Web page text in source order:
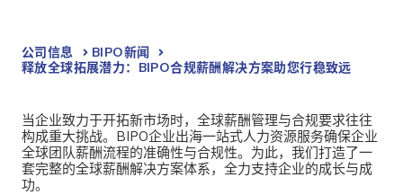
公司信息
BIPO新闻​
释放全球拓展潜力：BIPO合规薪酬解决方案助您行稳致远
当企业致力于开拓新市场时，全球薪酬管理与合规要求往往
构成重大挑战。 BIPO企业出海一站式人力资源服务确保企业
全球团队薪酬流程的准确性与合规性。为此，我们打造了一
套完整的全球薪酬解决方案体系，全力支持企业的成长与成
功。